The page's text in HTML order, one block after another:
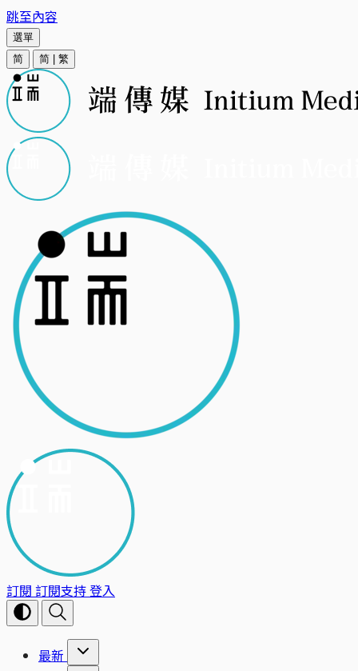
跳至內容
選單
简
简 繁
訂閱 訂閱支持登入
最新